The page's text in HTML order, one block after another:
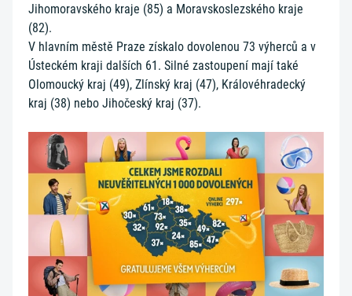
Jihomoravského kraje (85) a Moravskoslezského kraje
(82).
V hlavním městě Praze získalo dovolenou 73 výherců a v
Ústeckém kraji dalších 61. Silné zastoupení mají také
Olomoucký kraj (49), Zlínský kraj (47), Královéhradecký
kraj (38) nebo Jihočeský kraj (37).